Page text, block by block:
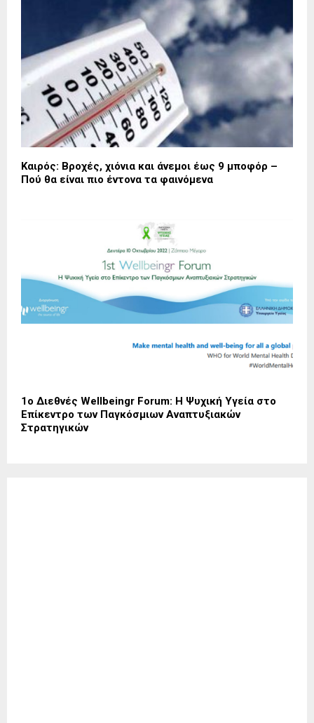
Καιρός: Βροχές, χιόνια και άνεμοι έως 9 μποφόρ –
Πού θα είναι πιο έντονα τα φαινόμενα
1ο Διεθνές Wellbeingr Forum: H Ψυχική Υγεία στο
Επίκεντρο των Παγκόσμιων Αναπτυξιακών
Στρατηγικών